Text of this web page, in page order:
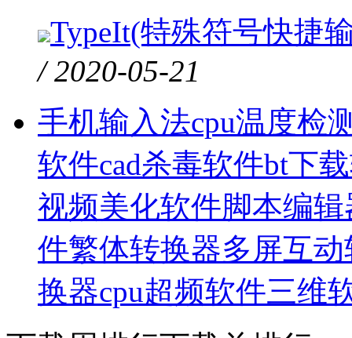
TypeIt(特殊符号快捷
/ 2020-05-21
手机输入法cpu温度检
软件cad杀毒软件bt下
视频美化软件脚本编辑
件繁体转换器多屏互
换器cpu超频软件三维